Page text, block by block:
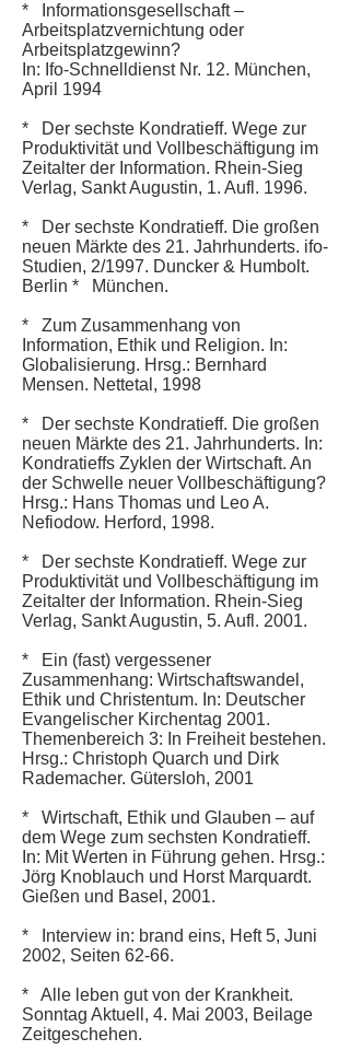
* Informationsgesellschaft –
Arbeitsplatzvernichtung oder
Arbeitsplatzgewinn?
In: Ifo-Schnelldienst Nr. 12. München,
April 1994
* Der sechste Kondratieff. Wege zur
Produktivität und Vollbeschäftigung im
Zeitalter der Information. Rhein-Sieg
Verlag, Sankt Augustin, 1. Aufl. 1996.
* Der sechste Kondratieff. Die großen
neuen Märkte des 21. Jahrhunderts. ifo-
Studien, 2/1997. Duncker & Humbolt.
Berlin * München.
* Zum Zusammenhang von
Information, Ethik und Religion. In:
Globalisierung. Hrsg.: Bernhard
Mensen. Nettetal, 1998
* Der sechste Kondratieff. Die großen
neuen Märkte des 21. Jahrhunderts. In:
Kondratieffs Zyklen der Wirtschaft. An
der Schwelle neuer Vollbeschäftigung?
Hrsg.: Hans Thomas und Leo A.
Nefiodow. Herford, 1998.
* Der sechste Kondratieff. Wege zur
Produktivität und Vollbeschäftigung im
Zeitalter der Information. Rhein-Sieg
Verlag, Sankt Augustin, 5. Aufl. 2001.
* Ein (fast) vergessener
Zusammenhang: Wirtschaftswandel,
Ethik und Christentum. In: Deutscher
Evangelischer Kirchentag 2001.
Themenbereich 3: In Freiheit bestehen.
Hrsg.: Christoph Quarch und Dirk
Rademacher. Gütersloh, 2001
* Wirtschaft, Ethik und Glauben – auf
dem Wege zum sechsten Kondratieff.
In: Mit Werten in Führung gehen. Hrsg.:
Jörg Knoblauch und Horst Marquardt.
Gießen und Basel, 2001.
* Interview in: brand eins, Heft 5, Juni
2002, Seiten 62-66.
* Alle leben gut von der Krankheit.
Sonntag Aktuell, 4. Mai 2003, Beilage
Zeitgeschehen.